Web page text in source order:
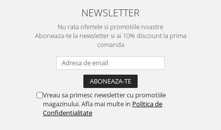
NEWSLETTER
Nu rata ofertele si promotiile noastre
Aboneaza-te la newsletter si ai 10% discount la prima
comanda
Vreau sa primesc newsletter cu promotiile
magazinului. Afla mai multe in Politica de
Confidentialitate